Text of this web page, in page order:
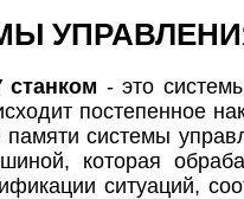
- это
постепенное
системы
которая
ситуаций,